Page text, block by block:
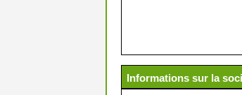
Informations sur la